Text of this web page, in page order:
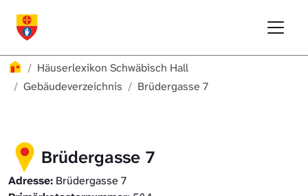
Häuserlexikon
Häuserlexikon Schwäbisch Hall
Gebäudeverzeichnis
Brüdergasse 7
Brüdergasse 7
Adresse: Brüdergasse 7
Häuserlexikon Steinbach
Digitale Nachschlagewerke
Gebäudeverzeichnis